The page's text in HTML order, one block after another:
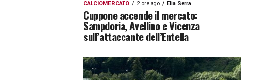
CALCIOMERCATO 2 ore ago Elia Serra
Cuppone accende il mercato:
Sampdoria, Avellino e Vicenza
sull’attaccante dell’Entella